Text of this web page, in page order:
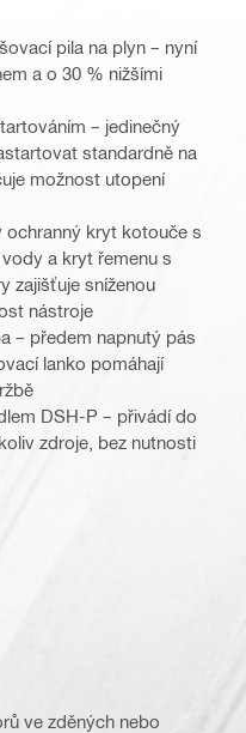
pila na plyn – nyní
a o 30 % nižšími
– jedinečný
standardně na
možnost utopení
ochranný kryt kotouče s
a kryt řemenu s
zajišťuje sníženou
nástroje
– předem napnutý pás
lanko pomáhají
DSH-P – přivádí do
zdroje, bez nutnosti
ve zděných nebo